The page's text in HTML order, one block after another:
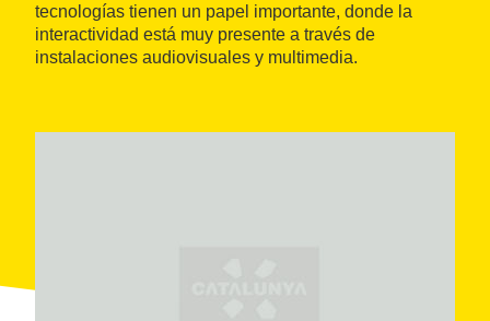
tecnologías tienen un papel importante, donde la
interactividad está muy presente a través de
instalaciones audiovisuales y multimedia.